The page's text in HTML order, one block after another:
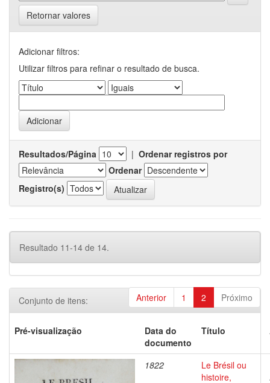
Retornar valores
Adicionar filtros:
Utilizar filtros para refinar o resultado de busca.
Resultados/Página | Ordenar registros por
Ordenar
Registro(s)
Resultado 11-14 de 14.
Anterior 1 2 Próximo
Conjunto de itens:
Pré-visualização
Data do
documento
Título
1822
Le Brésil ou
histoire,